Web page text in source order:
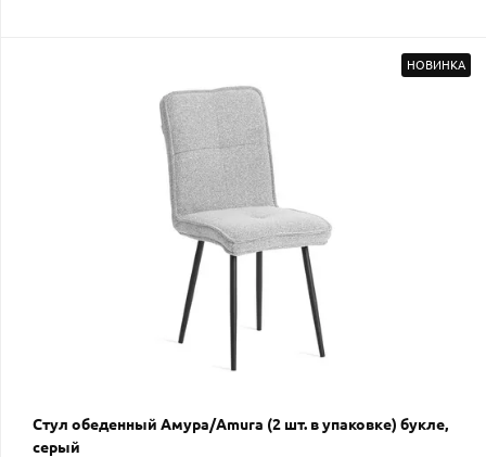
НОВИНКА
Стул обеденный Амура/Amura (2 шт. в упаковке) букле,
серый